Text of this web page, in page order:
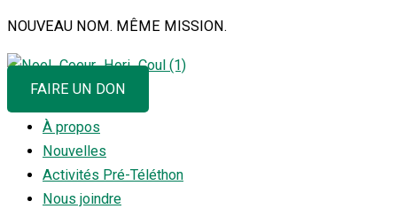
au
contenu
NOUVEAU NOM. MÊME MISSION.
FAIRE UN DON
À propos
Nouvelles
Activités Pré-Téléthon
Nous joindre